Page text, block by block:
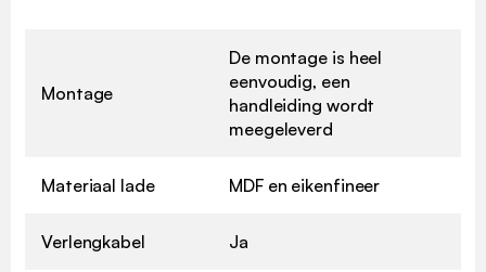
Montage
De montage is heel
eenvoudig, een
handleiding wordt
meegeleverd
Materiaal lade MDF en eikenfineer
Verlengkabel Ja